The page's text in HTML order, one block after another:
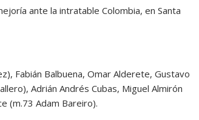
ante la intratable Colombia, en Santa
Fabián Balbuena, Omar Alderete, Gustavo
Adrián Andrés Cubas, Miguel Almirón
(m.73 Adam Bareiro).